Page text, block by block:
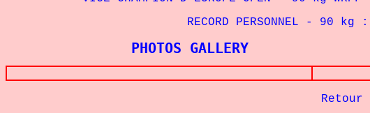
RECORD PERSONNEL - 90 kg
PHOTOS GALLERY